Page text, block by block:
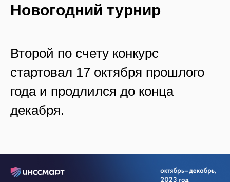
Новогодний турнир
Второй по счету конкурс
стартовал 17 октября прошлого
года и продлился до конца
декабря.